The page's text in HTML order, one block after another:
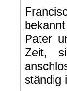
Pater
Zeit,
ständig